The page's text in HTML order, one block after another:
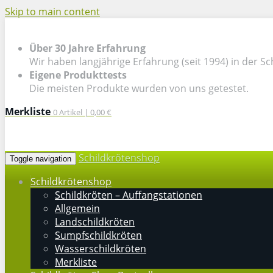
Skip to main content
Über 30 Jahre Erfahrung
Wir haben langjährige Erfahrung (seit 1994) in der
Eigene Produkttests
Die meisten Produkte wurden von uns getestet.
Merkliste 0Artikel | 0,00 €
Toggle navigation
Schildkrötenshop
Schildkrötenshop
Schildkröten – Auffangstationen
Allgemein
Landschildkröten
Sumpfschildkröten
Wasserschildkröten
Merkliste